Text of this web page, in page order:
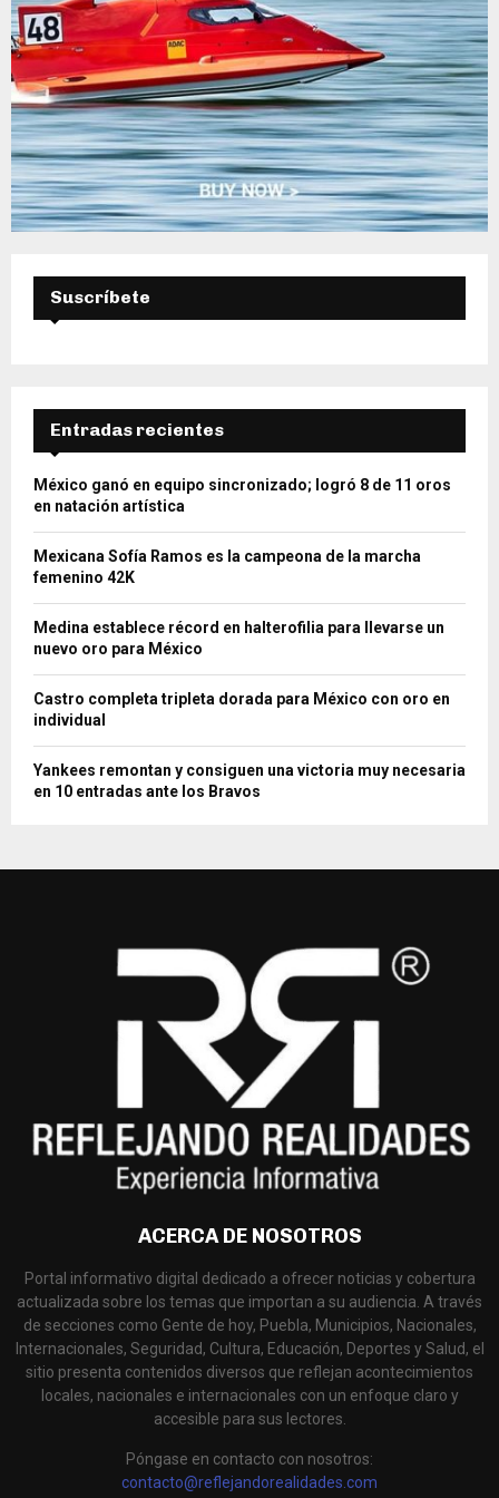
Suscríbete
Entradas recientes
México ganó en equipo sincronizado; logró 8 de 11 oros
en natación artística
Mexicana Sofía Ramos es la campeona de la marcha
femenino 42K
Medina establece récord en halterofilia para llevarse un
nuevo oro para México
Castro completa tripleta dorada para México con oro en
individual
Yankees remontan y consiguen una victoria muy necesaria
en 10 entradas ante los Bravos
ACERCA DE NOSOTROS
Portal informativo digital dedicado a ofrecer noticias y cobertura
actualizada sobre los temas que importan a su audiencia. A través
de secciones como Gente de hoy, Puebla, Municipios, Nacionales,
Internacionales, Seguridad, Cultura, Educación, Deportes y Salud, el
sitio presenta contenidos diversos que reflejan acontecimientos
locales, nacionales e internacionales con un enfoque claro y
accesible para sus lectores.
Póngase en contacto con nosotros:
contacto@reflejandorealidades.com